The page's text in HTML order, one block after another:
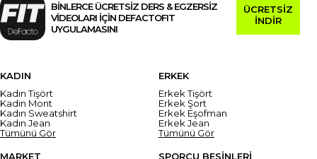
BİNLERCE ÜCRETSİZ DERS & EGZERSİZ
VİDEOLARI İÇİN DEFACTOFIT
UYGULAMASINI
ÜCRETSİZ
İNDİR
KADIN
Kadın Tişört
Kadın Mont
Kadın Sweatshirt
Kadın Jean
Tümünü Gör
ERKEK
Erkek Tişört
Erkek Şort
Erkek Eşofman
Erkek Jean
Tümünü Gör
MARKET
SPORCU BESİNLERİ